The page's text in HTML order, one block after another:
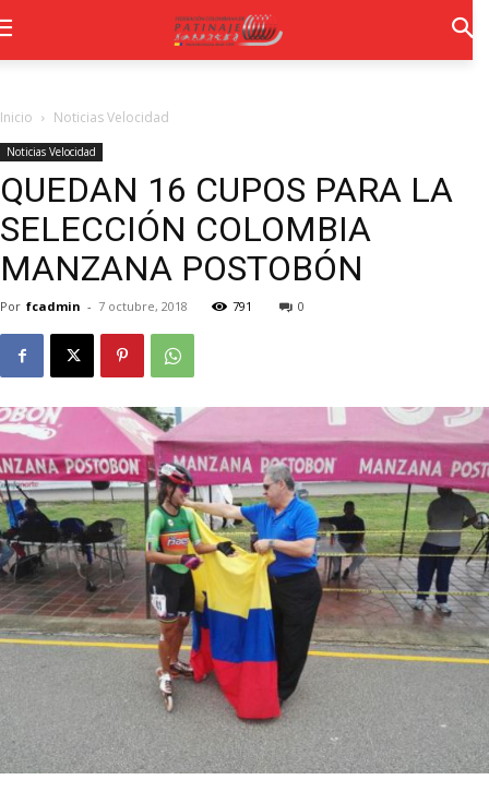
Inicio Noticias Velocidad
Noticias Velocidad
QUEDAN 16 CUPOS PARA LA
SELECCIÓN COLOMBIA
MANZANA POSTOBÓN
Por fcadmin - 7 octubre, 2018 791 0